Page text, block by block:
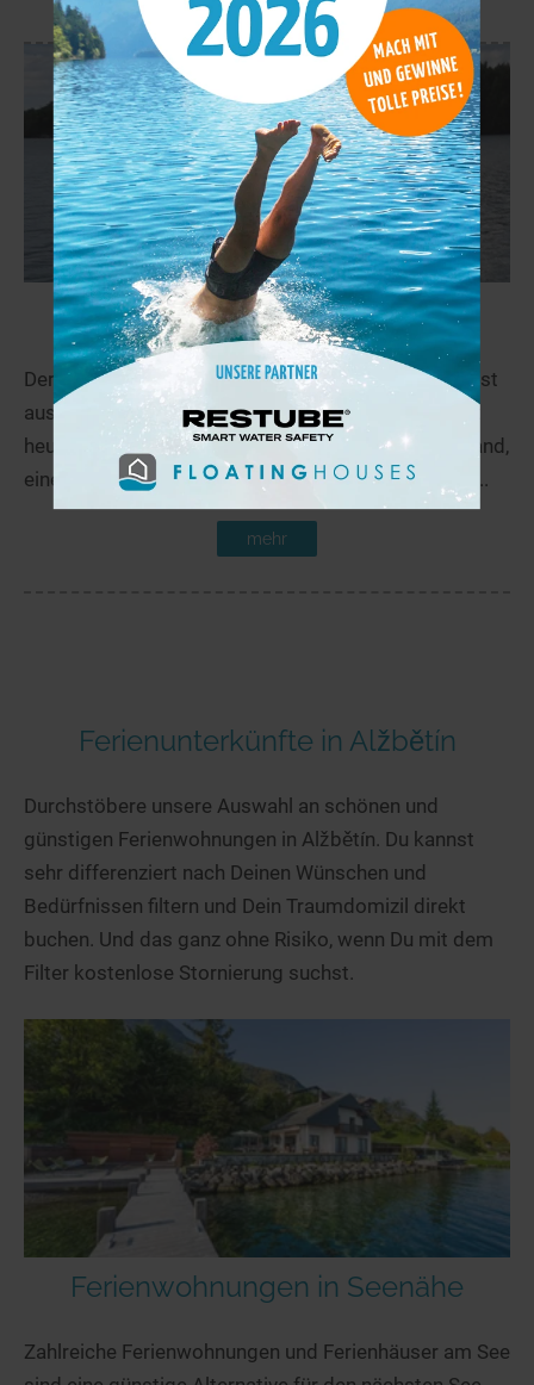
Klausensee 81,5 km
Der Klausensee, ca. 3 km südlich von Schwandorf, ist
aus einer ehemaligen Kiesgrube entstanden und ist
heute ein kostenpflichtiges Naturbad. Der Sandstrand,
eine große Liegewiese, kindgerechter Einstieg und...
mehr
Ferienunterkünfte in Alžbětín
Durchstöbere unsere Auswahl an schönen und
günstigen Ferienwohnungen in Alžbětín. Du kannst
sehr differenziert nach Deinen Wünschen und
Bedürfnissen filtern und Dein Traumdomizil direkt
buchen. Und das ganz ohne Risiko, wenn Du mit dem
Filter kostenlose Stornierung suchst.
Ferienwohnungen in Seenähe
Zahlreiche Ferienwohnungen und Ferienhäuser am See